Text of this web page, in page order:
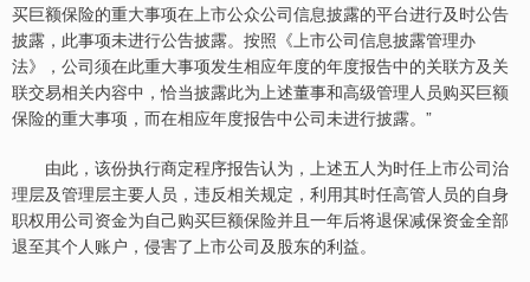
买巨额保险的重大事项在上市公众公司信息披露的平台进行及时公告
披露，此事项未进行公告披露。按照《上市公司信息披露管理办
法》，公司须在此重大事项发生相应年度的年度报告中的关联方及关
联交易相关内容中，恰当披露此为上述董事和高级管理人员购买巨额
保险的重大事项，而在相应年度报告中公司未进行披露。”
由此，该份执行商定程序报告认为，上述五人为时任上市公司治
理层及管理层主要人员，违反相关规定，利用其时任高管人员的自身
职权用公司资金为自己购买巨额保险并且一年后将退保减保资金全部
退至其个人账户，侵害了上市公司及股东的利益。